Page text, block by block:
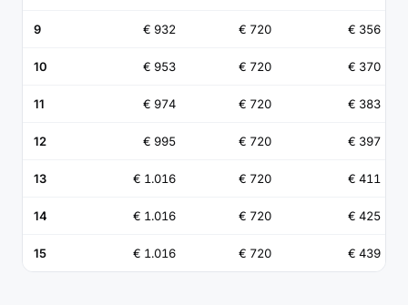
9 € 932 € 720 € 356
10 € 953 € 720 € 370
11 € 974 € 720 € 383
12 € 995 € 720 € 397
13 € 1.016 € 720 € 411
14 € 1.016 € 720 € 425
15 € 1.016 € 720 € 439